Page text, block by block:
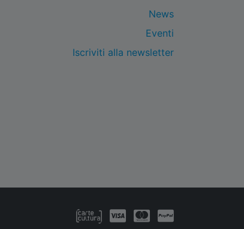
News
Eventi
Iscriviti alla newsletter